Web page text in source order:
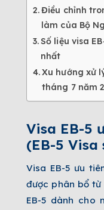
Điều chỉnh
làm của Bộ
Số liệu visa
nhất
Xu hướng xử
tháng 7 năm
Visa EB-5
(EB-5
Visa EB-5 ưu
được phân bổ từ
EB-5 dành cho